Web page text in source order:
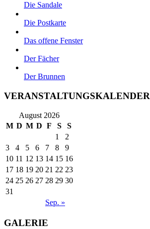
Die Sandale
Die Postkarte
Das offene Fenster
Der Fächer
Der Brunnen
VERANSTALTUNGSKALENDER
August 2026
M D M D F S S
Sep. »
1
2
3
4 5 6 7 8
9
10 11 12 13 14 15 16
17 18 19 20 21 22 23
24 25 26 27 28 29 30
31
GALERIE